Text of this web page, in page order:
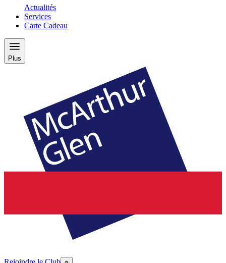
Actualités
Services
Carte Cadeau
Plus